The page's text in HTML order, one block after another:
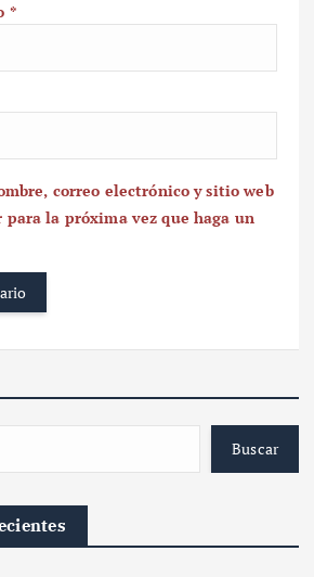
*
correo electrónico y sitio web
para la próxima vez que haga un
Buscar